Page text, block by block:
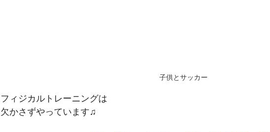
子供とサッカー
フィジカルトレーニングは
欠かさずやっています♫